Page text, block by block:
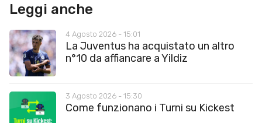
Leggi anche
4 Agosto 2026 - 15:01
La Juventus ha acquistato un altro
n°10 da affiancare a Yildiz
3 Agosto 2026 - 15:30
Come funzionano i Turni su Kickest